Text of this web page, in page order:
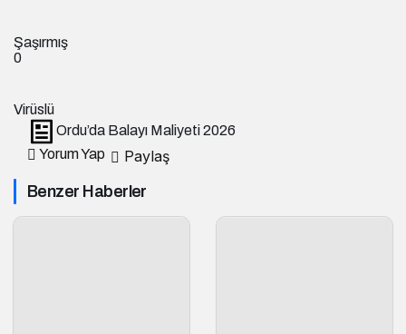
Şaşırmış
0
Virüslü
Ordu’da Balayı Maliyeti 2026
Yorum Yap
Paylaş
Benzer Haberler